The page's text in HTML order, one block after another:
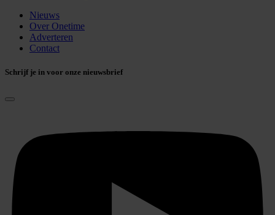
Nieuws
Over Onetime
Adverteren
Contact
Schrijf je in voor onze nieuwsbrief